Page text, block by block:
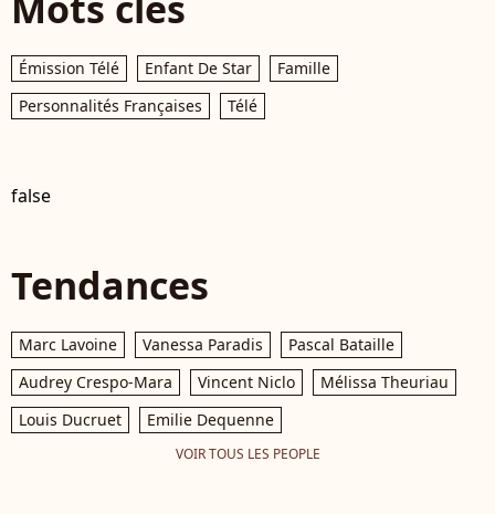
Émission Télé Enfant De Star
Famille
Personnalités Françaises
Télé
false
Tendances
Marc Lavoine Vanessa Paradis
Pascal Bataille
Audrey Crespo-Mara
Vincent Niclo
Mélissa Theuriau
Louis Ducruet
Emilie Dequenne
VOIR TOUS LES PEOPLE